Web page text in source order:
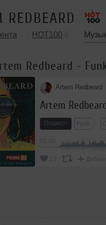
REDBEARD
HOT100
Redbeard -
Artem Redbeard
Artem
Подкаст Funk
23